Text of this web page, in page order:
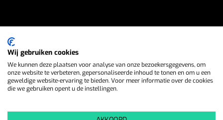
Wij gebruiken cookies
We kunnen deze plaatsen voor analyse van onze bezoekersgegevens, om
onze website te verbeteren, gepersonaliseerde inhoud te tonen en om u een
geweldige website-ervaring te bieden. Voor meer informatie over de cookies
die we gebruiken opent u de instellingen.